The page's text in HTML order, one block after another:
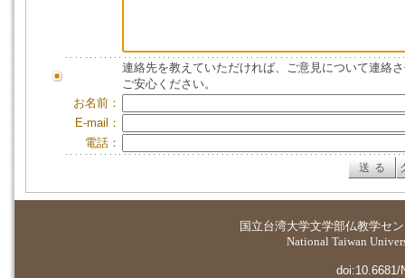
連絡先を教えていただければ、ご意見について連絡
ご安心ください。
お名前：
E-mail：
電話：
国立台湾大学文学部仏教学セ
National Taiwan
doi:10.6681/